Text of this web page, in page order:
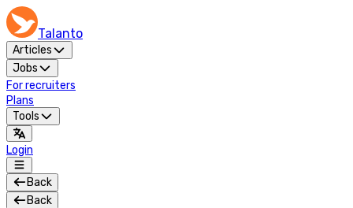
Talanto
Articles
Jobs
For recruiters
Plans
Tools
Login
Back
Back